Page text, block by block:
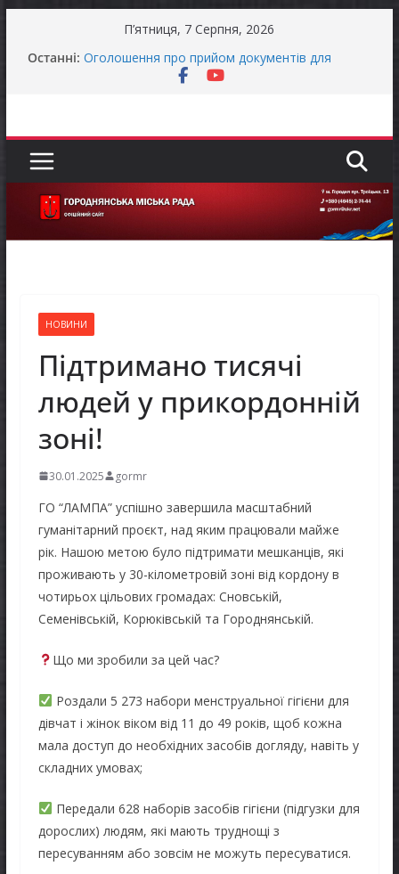
П’ятниця, 7 Серпня, 2026
Останні: Оголошення про прийом документів для
присудження Премії Кабінету Міністрів України
Продовжується реалізація програми «Діалог
Батьки майбутніх першокласників уже можуть
оформити «Пакунок школяра»
Останніми днями погода випробовує жителів
громади справжньою літньою спекою
НОВИНИ
Підтримано тисячі
людей у прикордонній
зоні!
30.01.2025 gormr
ГО “ЛАМПА” успішно завершила масштабний
гуманітарний проєкт, над яким працювали майже
рік. Нашою метою було підтримати мешканців, які
проживають у 30-кілометровій зоні від кордону в
чотирьох цільових громадах: Сновській,
Семенівській, Корюківській та Городнянській.
Що ми зробили за цей час?
Роздали 5 273 набори менструальної гігієни для
дівчат і жінок віком від 11 до 49 років, щоб кожна
мала доступ до необхідних засобів догляду, навіть у
складних умовах;
Передали 628 наборів засобів гігієни (підгузки для
дорослих) людям, які мають труднощі з
пересуванням або зовсім не можуть пересуватися.